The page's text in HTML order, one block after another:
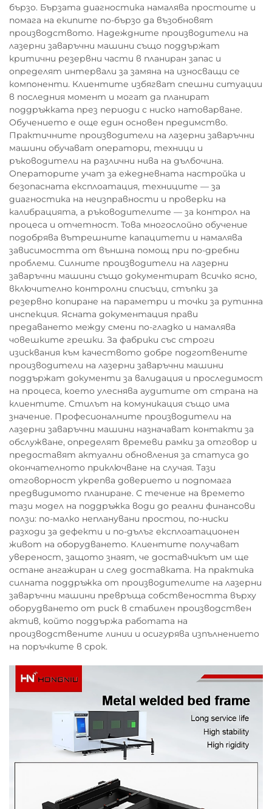
бързо. Бързата диагностика намалява простоите и
помага на екипите по-бързо да възобновят
производството. Надеждните производители на
лазерни заваръчни машини също поддържат
критични резервни части в планиран запас и
определят интервали за замяна на износващи се
компоненти. Клиентите избягват спешни ситуации
в последния момент и могат да планират
поддръжката през периоди с ниско натоварване.
Обучението е още един основен предимство.
Практичните производители на лазерни заваръчни
машини обучават оператори, техници и
ръководители на различни нива на дълбочина.
Операторите учат за ежедневната настройка и
безопасната експлоатация, техниците — за
диагностика на неизправности и проверки на
калибрацията, а ръководителите — за контрол на
процеса и отчетност. Това многослойно обучение
подобрява вътрешните капацитети и намалява
зависимостта от външна помощ при по-дребни
проблеми. Силните производители на лазерни
заваръчни машини също документират всичко ясно,
включително контролни списъци, стъпки за
резервно копиране на параметри и точки за рутинна
инспекция. Ясната документация прави
предаването между смени по-гладко и намалява
човешките грешки. За фабрики със строги
изисквания към качеството добре подготвените
производители на лазерни заваръчни машини
поддържат документи за валидация и проследимост
на процеса, което улеснява аудитите от страна на
клиентите. Стилът на комуникация също има
значение. Професионалните производители на
лазерни заваръчни машини назначават контакти за
обслужване, определят времеви рамки за отговор и
предоставят актуални обновления за статуса до
окончателното приключване на случая. Тази
отговорност укрепва доверието и подпомага
предвидимото планиране. С течение на времето
тази модел на поддръжка води до реални финансови
ползи: по-малко непланувани простои, по-ниски
разходи за дефекти и по-дълъг експлоатационен
живот на оборудването. Клиентите получават
увереност, защото знаят, че доставчикът им ще
остане ангажиран и след доставката. На практика
силната поддръжка от производителите на лазерни
заваръчни машини превръща собствеността върху
оборудването от риск в стабилен производствен
актив, който поддържа работата на
производствените линии и осигурява изпълнението
на поръчките в срок.